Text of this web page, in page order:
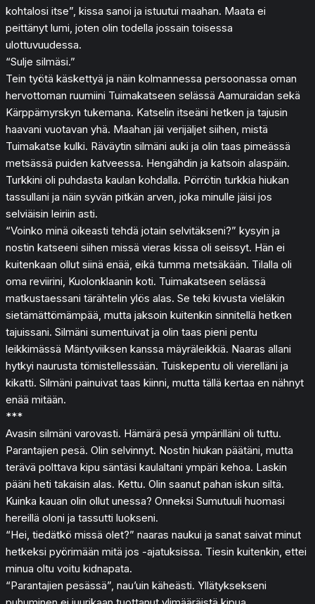
kohtalosi itse”, kissa sanoi ja istuutui maahan. Maata ei
peittänyt lumi, joten olin todella jossain toisessa
ulottuvuudessa.
“Sulje silmäsi.”
Tein työtä käskettyä ja näin kolmannessa persoonassa oman
hervottoman ruumiini Tuimakatseen selässä Aamuraidan sekä
Kärppämyrskyn tukemana. Katselin itseäni hetken ja tajusin
haavani vuotavan yhä. Maahan jäi verijäljet siihen, mistä
Tuimakatse kulki. Räväytin silmäni auki ja olin taas pimeässä
metsässä puiden katveessa. Hengähdin ja katsoin alaspäin.
Turkkini oli puhdasta kaulan kohdalla. Pörrötin turkkia hiukan
tassullani ja näin syvän pitkän arven, joka minulle jäisi jos
selviäisin leiriin asti.
“Voinko minä oikeasti tehdä jotain selvitäkseni?” kysyin ja
nostin katseeni siihen missä vieras kissa oli seissyt. Hän ei
kuitenkaan ollut siinä enää, eikä tumma metsäkään. Tilalla oli
oma reviirini, Kuolonklaanin koti. Tuimakatseen selässä
matkustaessani tärähtelin ylös alas. Se teki kivusta vieläkin
sietämättömämpää, mutta jaksoin kuitenkin sinnitellä hetken
tajuissani. Silmäni sumentuivat ja olin taas pieni pentu
leikkimässä Mäntyviiksen kanssa mäyräleikkiä. Naaras allani
hytkyi naurusta tömistellessään. Tuiskepentu oli vierelläni ja
kikatti. Silmäni painuivat taas kiinni, mutta tällä kertaa en nähnyt
enää mitään.
***
Avasin silmäni varovasti. Hämärä pesä ympärilläni oli tuttu.
Parantajien pesä. Olin selvinnyt. Nostin hiukan päätäni, mutta
terävä polttava kipu säntäsi kaulaltani ympäri kehoa. Laskin
pääni heti takaisin alas. Kettu. Olin saanut pahan iskun siltä.
Kuinka kauan olin ollut unessa? Onneksi Sumutuuli huomasi
hereillä oloni ja tassutti luokseni.
“Hei, tiedätkö missä olet?” naaras naukui ja sanat saivat minut
hetkeksi pyörimään mitä jos -ajatuksissa. Tiesin kuitenkin, ettei
minua oltu voitu kidnapata.
“Parantajien pesässä”, nau’uin käheästi. Yllätyksekseni